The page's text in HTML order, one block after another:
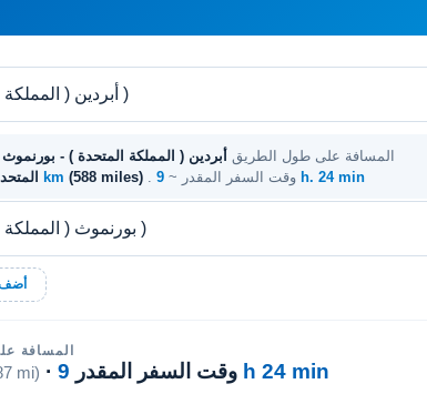
المسافة على طول الطريق أبردين ( المملكة المتحدة ) - بورنموث
946 km (588 miles) . وقت السفر المقدر ~ 9 h. 24 min
أضف
المسافة
mi) · وقت السفر المقدر 9 h 24 min